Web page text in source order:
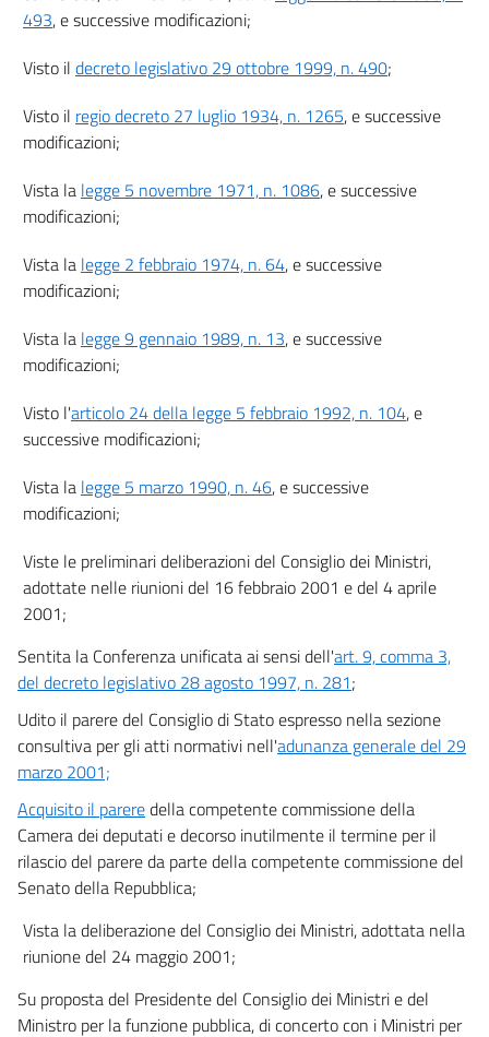
27
28
29
Sanzioni
30
32
34
34 bis
34 ter
35
36
36 bis
37
38
40
41
42
43
45
46
47
48
Capo III
49
493, e successive modificazioni;
Visto il decreto legislativo 29 ottobre 1999, n. 490;
Visto il regio decreto 27 luglio 1934, n. 1265, e successive
modificazioni;
Vista la legge 5 novembre 1971, n. 1086, e successive
modificazioni;
Vista la legge 2 febbraio 1974, n. 64, e successive
modificazioni;
Vista la legge 9 gennaio 1989, n. 13, e successive
modificazioni;
Visto l'articolo 24 della legge 5 febbraio 1992, n. 104, e
successive modificazioni;
Vista la legge 5 marzo 1990, n. 46, e successive
modificazioni;
Viste le preliminari deliberazioni del Consiglio dei Ministri,
adottate nelle riunioni del 16 febbraio 2001 e del 4 aprile
2001;
Sentita la Conferenza unificata ai sensi dell'art. 9, comma 3,
del decreto legislativo 28 agosto 1997, n. 281;
Udito il parere del Consiglio di Stato espresso nella sezione
consultiva per gli atti normativi nell'adunanza generale del 29
marzo 2001;
Acquisito il pareredella competente commissione della
Camera dei deputati e decorso inutilmente il termine per il
rilascio del parere da parte della competente commissione del
Senato della Repubblica;
Vista la deliberazione del Consiglio dei Ministri, adottata nella
riunione del 24 maggio 2001;
Su proposta del Presidente del Consiglio dei Ministri e del
Ministro per la funzione pubblica, di concerto con i Ministri per